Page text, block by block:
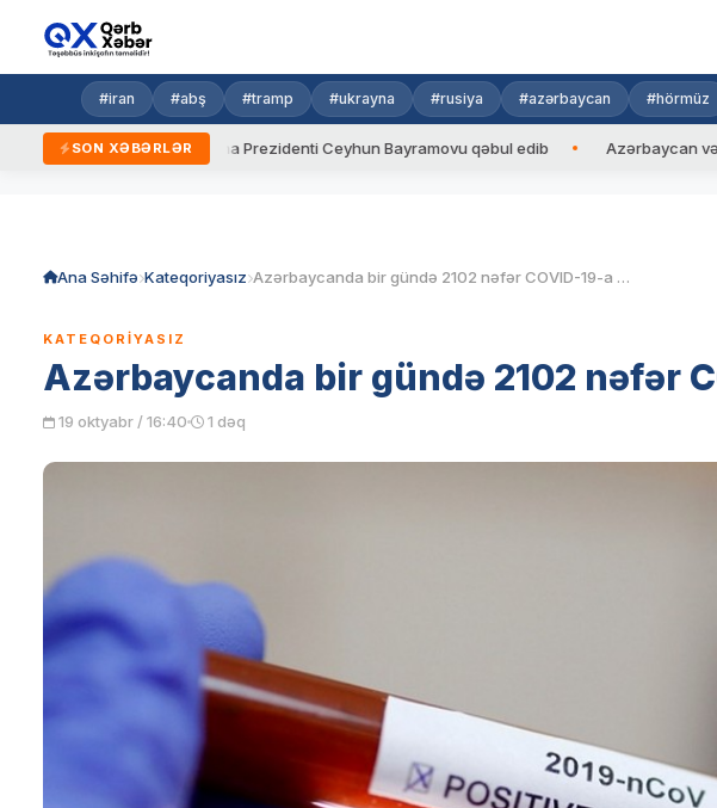
#iran #abş #tramp #ukrayna #rusiya #azərbaycan #hörmüz
SON XƏBƏRLƏR
Ukrayna Prezidenti Ceyhun Bayramovu qəbul edib Azərbaycan və Ukrayna
Ana Səhifə Kateqoriyasız Azərbaycanda bir gündə 2102 nəfər COVID-19-a yoluxub
KATEQORIYASIZ
Azərbaycanda bir gündə 2102 nəfər
19 oktyabr / 16:40 1 dəq